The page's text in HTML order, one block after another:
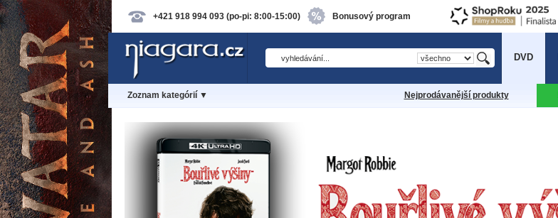
+421 918 994 093 (po-pi: 8:00-15:00) Bonusový program
DVD
Zoznam kategórií ▼ Nejprodávanější produkty